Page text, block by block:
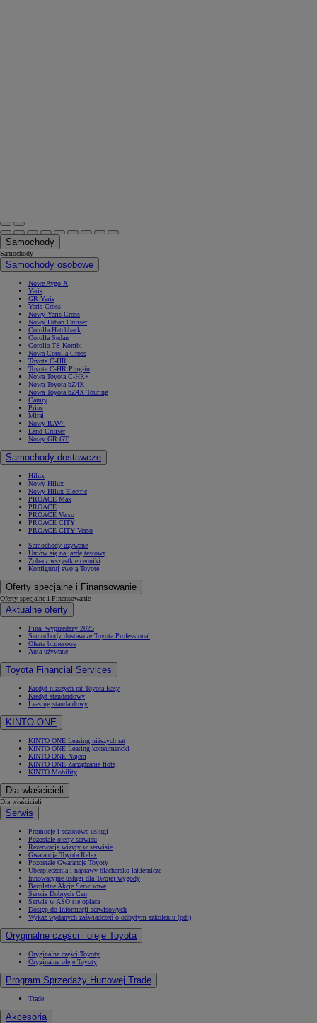
Samochody
Samochody
Samochody osobowe
Nowe Aygo X
Yaris
GR Yaris
Yaris Cross
Nowy Yaris Cross
Nowy Urban Cruiser
Corolla Hatchback
Corolla Sedan
Corolla TS Kombi
Nowa Corolla Cross
Toyota C-HR
Toyota C-HR Plug-in
Nowa Toyota C-HR+
Nowa Toyota bZ4X
Nowa Toyota bZ4X Touring
Camry
Prius
Mirai
Nowy RAV4
Land Cruiser
Nowy GR GT
Samochody dostawcze
Hilux
Nowy Hilux
Nowy Hilux Electric
PROACE Max
PROACE
PROACE Verso
PROACE CITY
PROACE CITY Verso
Samochody używane
Umów się na jazdę testową
Zobacz wszystkie cenniki
Konfiguruj swoją Toyotę
Oferty specjalne i Finansowanie
Oferty specjalne i Finansowanie
Aktualne oferty
Finał wyprzedaży 2025
Samochody dostawcze Toyota Professional
Oferta biznesowa
Auta używane
Toyota Financial Services
Kredyt niższych rat Toyota Easy
Kredyt standardowy
Leasing standardowy
KINTO ONE
KINTO ONE Leasing niższych rat
KINTO ONE Leasing konsumencki
KINTO ONE Najem
KINTO ONE Zarządzanie flotą
KINTO Mobility
Dla właścicieli
Dla właścicieli
Serwis
Promocje i sezonowe usługi
Pozostałe oferty serwisu
Rezerwacja wizyty w serwisie
Gwarancja Toyota Relax
Pozostałe Gwarancje Toyoty
Ubezpieczenia i naprawy blacharsko-lakiernicze
Innowacyjne usługi dla Twojej wygody
Bezpłatne Akcje Serwisowe
Serwis Dobrych Cen
Serwis w ASO się opłaca
Dostęp do informacji serwisowych
Wykaz wydanych zaświadczeń o odbytym szkoleniu (pdf)
Oryginalne części i oleje Toyota
Oryginalne części Toyoty
Oryginalne oleje Toyoty
Program Sprzedaży Hurtowej Trade
Trade
Akcesoria